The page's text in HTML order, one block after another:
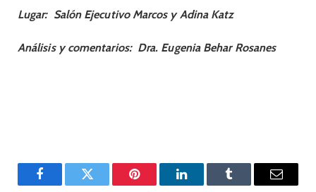
Lugar: Salón Ejecutivo Marcos y Adina Katz
Análisis y comentarios: Dra. Eugenia Behar Rosanes
FacebookTwitter Pinterest LinkedInTumblr Email